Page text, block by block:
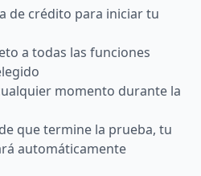
de crédito para iniciar tu
a todas las funciones
momento durante la
que termine la prueba, tu
automáticamente